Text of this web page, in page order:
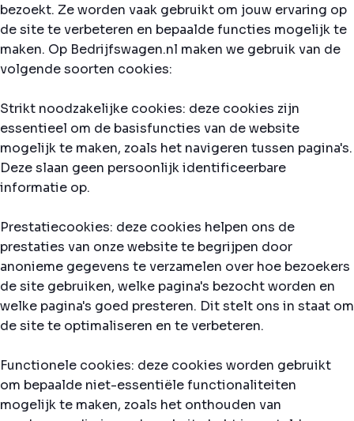
bezoekt. Ze worden vaak gebruikt om jouw ervaring op
de site te verbeteren en bepaalde functies mogelijk te
maken. Op Bedrijfswagen.nl maken we gebruik van de
volgende soorten cookies:
Strikt noodzakelijke cookies: deze cookies zijn
essentieel om de basisfuncties van de website
mogelijk te maken, zoals het navigeren tussen pagina's.
Deze slaan geen persoonlijk identificeerbare
informatie op.
Prestatiecookies: deze cookies helpen ons de
prestaties van onze website te begrijpen door
anonieme gegevens te verzamelen over hoe bezoekers
de site gebruiken, welke pagina's bezocht worden en
welke pagina's goed presteren. Dit stelt ons in staat om
de site te optimaliseren en te verbeteren.
Functionele cookies: deze cookies worden gebruikt
om bepaalde niet-essentiële functionaliteiten
mogelijk te maken, zoals het onthouden van